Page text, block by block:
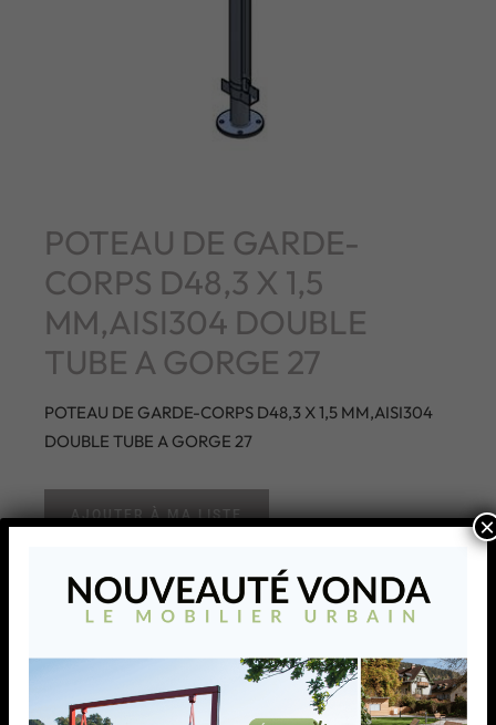
POTEAU DE GARDE-
CORPS D48,3 X 1,5
MM,AISI304 DOUBLE
TUBE A GORGE 27
POTEAU DE GARDE-CORPS D48,3 X 1,5 MM,AISI304
DOUBLE TUBE A GORGE 27
AJOUTER À MA LISTE ×